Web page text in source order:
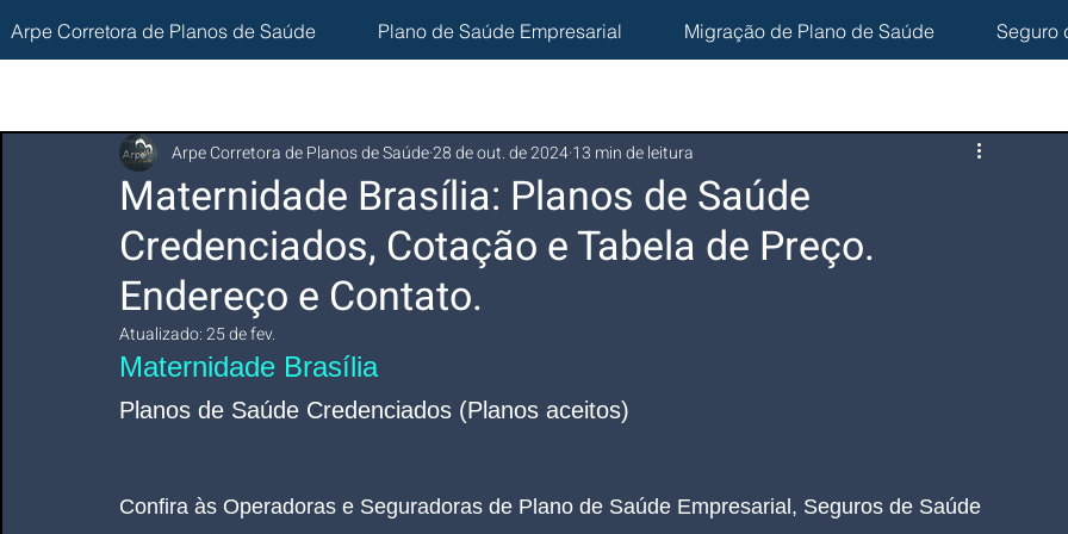
Arpe Corretora de Planos de Saúde Plano de Saúde Empresarial Migração de Plano de Saúde Seguro
Maternidade Brasília: Planos de Saúde
Credenciados, Cotação e Tabela de Preço.
Endereço e Contato.
Arpe Corretora de Planos de Saúde28 de out. de 202413 min de leitura
Atualizado:25 de fev.
Maternidade Brasília
Planos de Saúde Credenciados (Planos aceitos)
Confira às Operadoras e Seguradoras de Plano de Saúde Empresarial, Seguros de Saúde